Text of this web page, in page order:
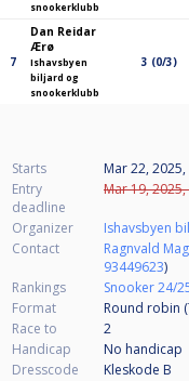
snookerklubb
7
Dan Reidar
Ærø
Ishavsbyen
biljard og
snookerklubb
3 (0/3)
Starts Mar 22, 2025,
Entry
deadline
Mar 19,
Organizer
Ishavsbyen
Contact
Ragnvald
93449623)
Rankings
Snooker 24/
Format
Round robin
Race to
2
Handicap
No handicap
Dresscode
Kleskode B